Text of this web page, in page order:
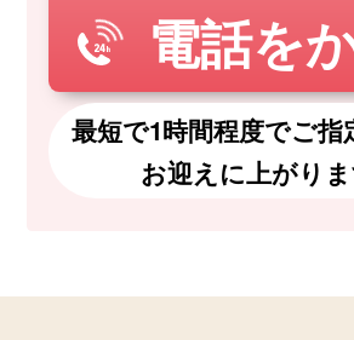
電話を
最短で1時間程度でご指
お迎えに上がりま